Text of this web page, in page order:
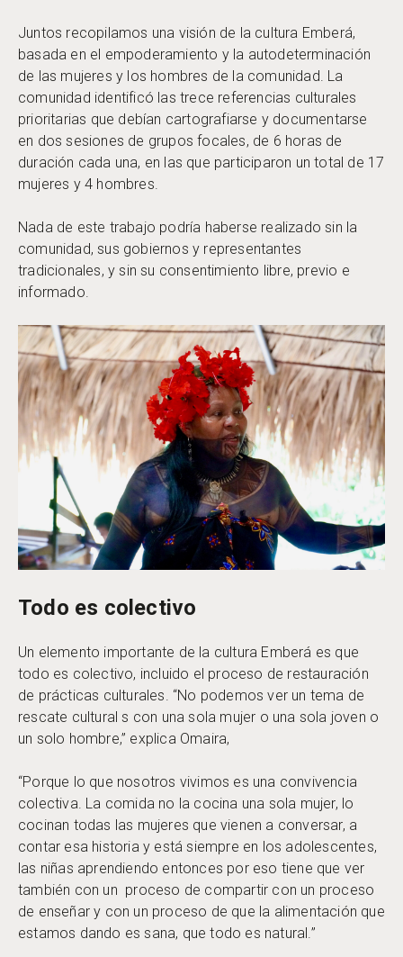
Juntos recopilamos una visión de la cultura Emberá,
basada en el empoderamiento y la autodeterminación
de las mujeres y los hombres de la comunidad. La
comunidad identificó las trece referencias culturales
prioritarias que debían cartografiarse y documentarse
en dos sesiones de grupos focales, de 6 horas de
duración cada una, en las que participaron un total de 17
mujeres y 4 hombres.
Nada de este trabajo podría haberse realizado sin la
comunidad, sus gobiernos y representantes
tradicionales, y sin su consentimiento libre, previo e
informado.
Todo es colectivo
Un elemento importante de la cultura Emberá es que
todo es colectivo, incluido el proceso de restauración
de prácticas culturales. “No podemos ver un tema de
rescate cultural s con una sola mujer o una sola joven o
un solo hombre,” explica Omaira,
“Porque lo que nosotros vivimos es una convivencia
colectiva. La comida no la cocina una sola mujer, lo
cocinan todas las mujeres que vienen a conversar, a
contar esa historia y está siempre en los adolescentes,
las niñas aprendiendo entonces por eso tiene que ver
también con un proceso de compartir con un proceso
de enseñar y con un proceso de que la alimentación que
estamos dando es sana, que todo es natural.”